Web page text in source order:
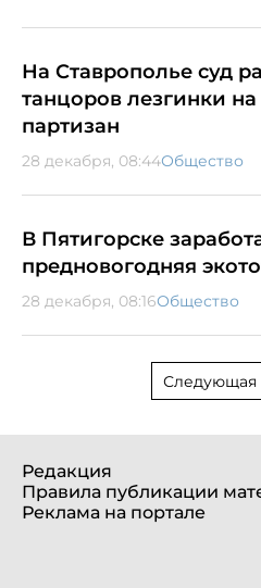
На Ставрополье суд
танцоров лезгинки
партизан
28 декабря, 08:44Общество
В Пятигорске
предновогодняя
28 декабря, 08:16Общество
Следующая
Редакция
Правила публикации
Реклама на портале